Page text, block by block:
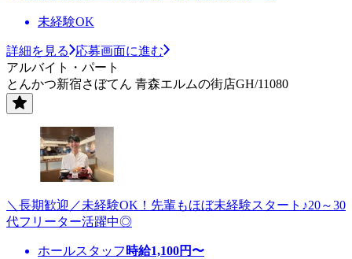
未経験OK
詳細を見る
応募画面に進む
アルバイト・パート
とんかつ新宿さぼてん 青森エルムの街店GH/11080
＼長期歓迎／未経験OK！先輩もほぼ未経験スタート♪20～30
代フリーター活躍中◎
ホールスタッフ 時給1,100円〜